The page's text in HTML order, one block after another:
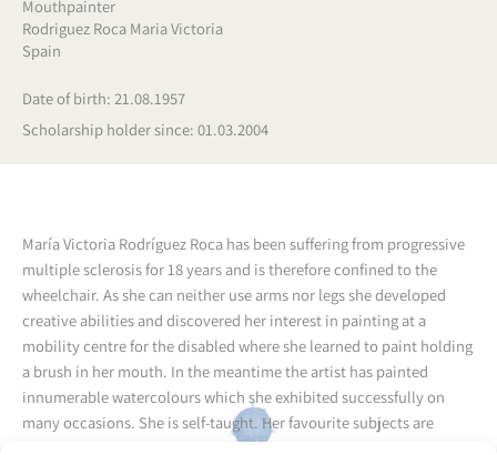
Mouthpainter
Rodriguez Roca Maria Victoria
Spain
Date of birth: 21.08.1957
Scholarship holder since: 01.03.2004
María Victoria Rodríguez Roca has been suffering from progressive
multiple sclerosis for 18 years and is therefore confined to the
wheelchair. As she can neither use arms nor legs she developed
creative abilities and discovered her interest in painting at a
mobility centre for the disabled where she learned to paint holding
a brush in her mouth. In the meantime the artist has painted
innumerable watercolours which she exhibited successfully on
many occasions. She is self-taught. Her favourite subjects are